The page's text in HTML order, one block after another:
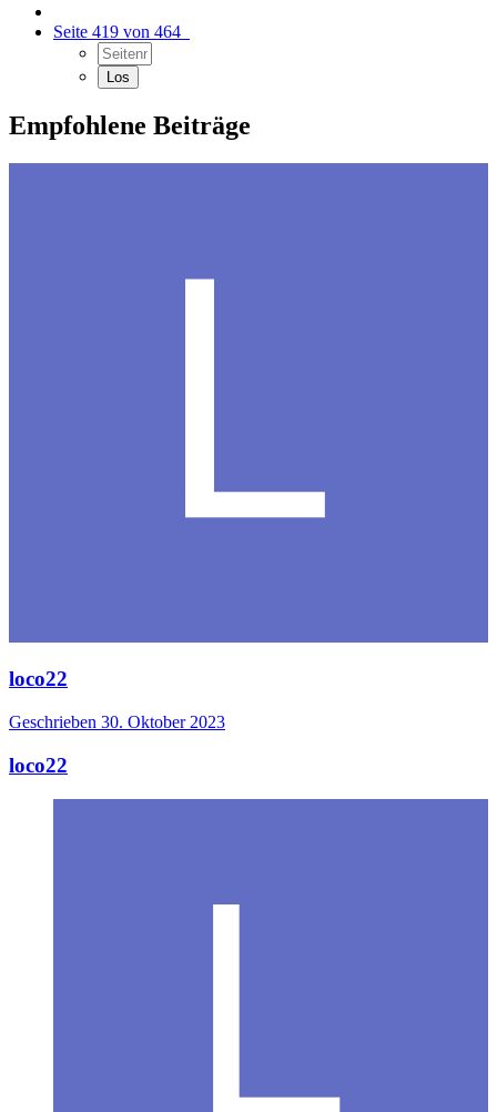
Seite 419 von 464
Empfohlene Beiträge
loco22
Geschrieben 30. Oktober 2023
loco22